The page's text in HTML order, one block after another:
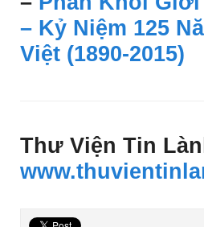
– Kỷ Niệm 125
Việt (1890-2015)
Thư Viện Tin